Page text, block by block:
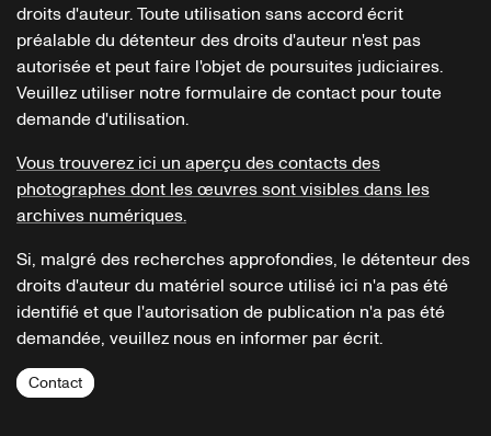
droits d'auteur. Toute utilisation sans accord écrit
préalable du détenteur des droits d'auteur n'est pas
autorisée et peut faire l'objet de poursuites judiciaires.
Veuillez utiliser notre formulaire de contact pour toute
demande d'utilisation.
Vous trouverez ici un aperçu des contacts des
photographes dont les œuvres sont visibles dans les
archives numériques.
Si, malgré des recherches approfondies, le détenteur des
droits d'auteur du matériel source utilisé ici n'a pas été
identifié et que l'autorisation de publication n'a pas été
demandée, veuillez nous en informer par écrit.
Contact